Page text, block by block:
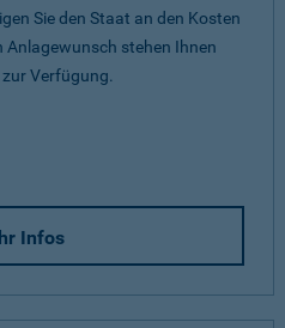
Sie den Staat an den Kosten
stehen Ihnen
Verfügung.
Infos